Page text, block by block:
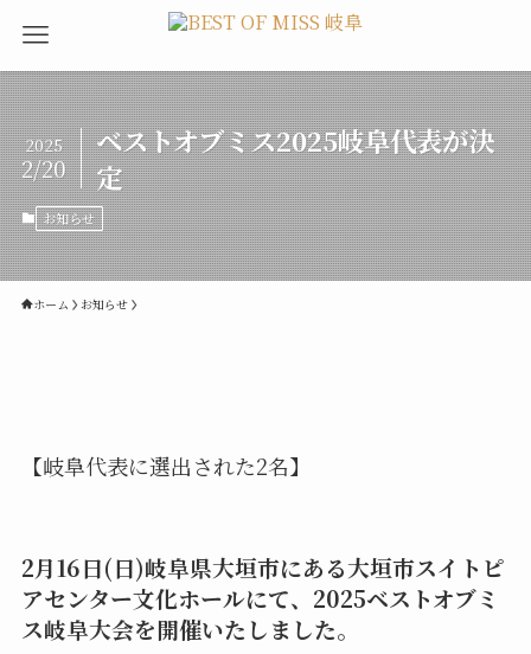
ベストオブミス2025岐阜代表が決
定
2025
2/20
お知らせ
ホーム お知らせ
【岐阜代表に選出された2名】
2月16日(日)岐阜県大垣市にある大垣市スイトピ
アセンター文化ホールにて、2025ベストオブミ
ス岐阜大会を開催いたしました。